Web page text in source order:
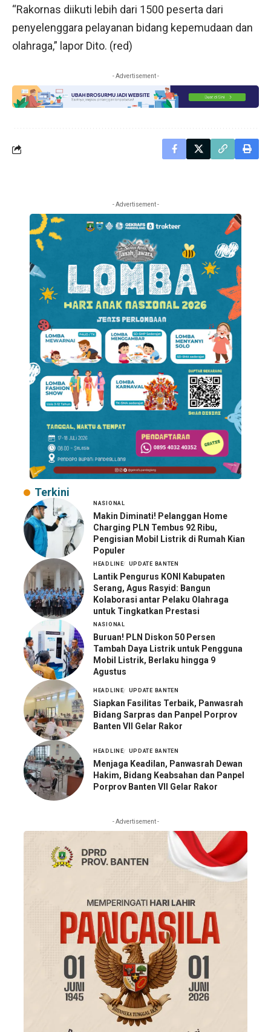
“Rakornas diikuti lebih dari 1500 peserta dari
penyelenggara pelayanan bidang kepemudaan dan
olahraga,” lapor Dito. (red)
- Advertisement -
- Advertisement -
Terkini
NASIONAL
Makin Diminati! Pelanggan Home
Charging PLN Tembus 92 Ribu,
Pengisian Mobil Listrik di Rumah Kian
Populer
HEADLINE UPDATE BANTEN
Lantik Pengurus KONI Kabupaten
Serang, Agus Rasyid: Bangun
Kolaborasi antar Pelaku Olahraga
untuk Tingkatkan Prestasi
NASIONAL
Buruan! PLN Diskon 50 Persen
Tambah Daya Listrik untuk Pengguna
Mobil Listrik, Berlaku hingga 9
Agustus
HEADLINE UPDATE BANTEN
Siapkan Fasilitas Terbaik, Panwasrah
Bidang Sarpras dan Panpel Porprov
Banten VII Gelar Rakor
HEADLINE UPDATE BANTEN
Menjaga Keadilan, Panwasrah Dewan
Hakim, Bidang Keabsahan dan Panpel
Porprov Banten VII Gelar Rakor
- Advertisement -